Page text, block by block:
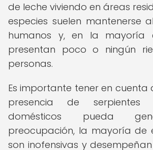
de leche viviendo en áreas
especies suelen mantenerse
humanos y, en la mayoría
presentan poco o ningún
personas.
Es importante tener en cuenta
presencia de serpientes
domésticos pueda
preocupación, la mayoría de
son inofensivas y